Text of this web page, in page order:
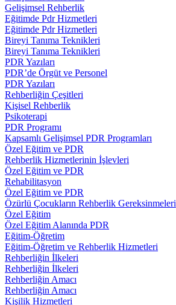
Gelişimsel Rehberlik
Eğitimde Pdr Hizmetleri
Eğitimde Pdr Hizmetleri
Bireyi Tanıma Teknikleri
Bireyi Tanıma Teknikleri
PDR Yazıları
PDR’de Örgüt ve Personel
PDR Yazıları
Rehberliğin Çeşitleri
Kişisel Rehberlik
Psikoterapi
PDR Programı
Kapsamlı Gelişimsel PDR Programları
Özel Eğitim ve PDR
Rehberlik Hizmetlerinin İşlevleri
Özel Eğitim ve PDR
Rehabilitasyon
Özel Eğitim ve PDR
Özürlü Çocukların Rehberlik Gereksinmeleri
Özel Eğitim
Özel Eğitim Alanında PDR
Eğitim-Öğretim
Eğitim-Öğretim ve Rehberlik Hizmetleri
Rehberliğin İlkeleri
Rehberliğin İlkeleri
Rehberliğin Amacı
Rehberliğin Amacı
Kişilik Hizmetleri